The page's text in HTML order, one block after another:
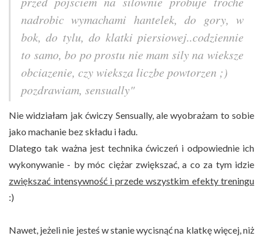
nadrobic wymachami hantelek, do gory, w
bok, do tylu, do klatki piersiowej..codziennie
to samo, bo po prostu nie mam sily na wieksze
obciazenie, czy wieksza liczbe powtorzen ;)
pozdrawiam, sensually"
Nie widziałam jak ćwiczy Sensually, ale wyobrażam to sobie
jako machanie bez składu i ładu.
Dlatego tak ważna jest technika ćwiczeń i odpowiednie ich
wykonywanie - by móc ciężar zwiększać, a co za tym idzie
zwiększać intensywność i przede wszystkim efekty treningu
:)
Nawet, jeżeli nie jesteś w stanie wycisnąć na klatkę więcej, niż